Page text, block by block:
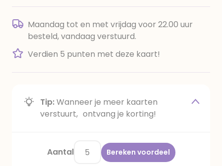
Maandag tot en met vrijdag voor 22.00 uur
besteld, vandaag verstuurd.
Verdien 5 punten met deze kaart!
Tip:Wanneer je meer kaarten
verstuurt, ontvang je korting!
Aantal Bereken voordeel